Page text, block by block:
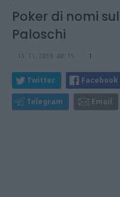
Poker di nomi
Paloschi
13.11.2019 00:15 1
Twitter Facebook
Telegram Email